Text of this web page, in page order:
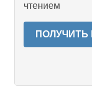
чтением
ПОЛУЧИТЬ